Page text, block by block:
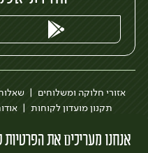
אנחנו מעריכים את
אזורי חלוקה ומשלוחים
תקנון מועדון לקוחות
לצפייה